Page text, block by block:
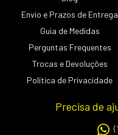
Envio e Prazos de Entrega
Guia de Medidas
Perguntas Frequentes
Trocas e Devoluções
Política de Privacidade
Precisa de